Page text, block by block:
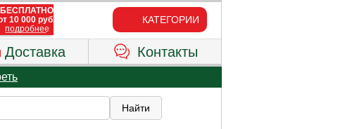
КАТЕГОРИИ
Доставка Контакты